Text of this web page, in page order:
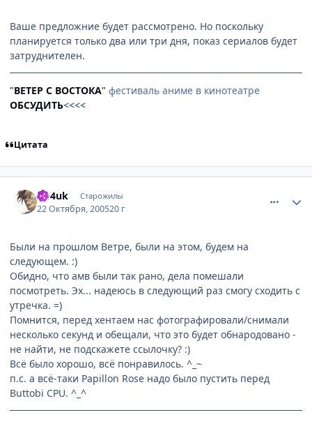
Ваше предложние будет рассмотрено. Но поскольку
планируется только два или три дня, показ сериалов будет
затруднителен.
"ВЕТЕР С ВОСТОКА" фестиваль аниме в кинотеатре
ОБСУДИТЬ<<<<
Цитата
Ap4uk Старожилы
22 Октября, 200520 г
Были на прошлом Ветре, были на этом, будем на
следующем. :)
Обидно, что амв были так рано, дела помешали
посмотреть. Эх... надеюсь в следующий раз смогу сходить с
утречка. =)
Помнится, перед хентаем нас фотографировали/снимали
несколько секунд и обещали, что это будет обнародовано -
не найти, не подскажете ссылочку? :)
Всё было хорошо, всё понравилось. ^_~
п.с. а всё-таки Papillon Rose надо было пустить перед
Buttobi CPU. ^_^